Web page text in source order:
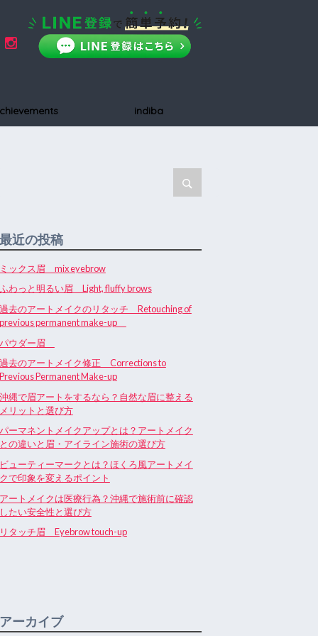
indiba
最近の投稿
ミックス眉 mix eyebrow
ふわっと明るい眉 Light, fluffy brows
過去のアートメイクのリタッチ Retouching of
previous permanent make-up
パウダー眉
過去のアートメイク修正 Corrections to
Previous Permanent Make-up
沖縄で眉アートをするなら？自然な眉に整える
メリットと選び方
パーマネントメイクアップとは？アートメイク
との違いと眉・アイライン施術の選び方
ビューティーマークとは？ほくろ風アートメイ
クで印象を変えるポイント
アートメイクは医療行為？沖縄で施術前に確認
したい安全性と選び方
リタッチ眉 Eyebrow touch-up
アーカイブ